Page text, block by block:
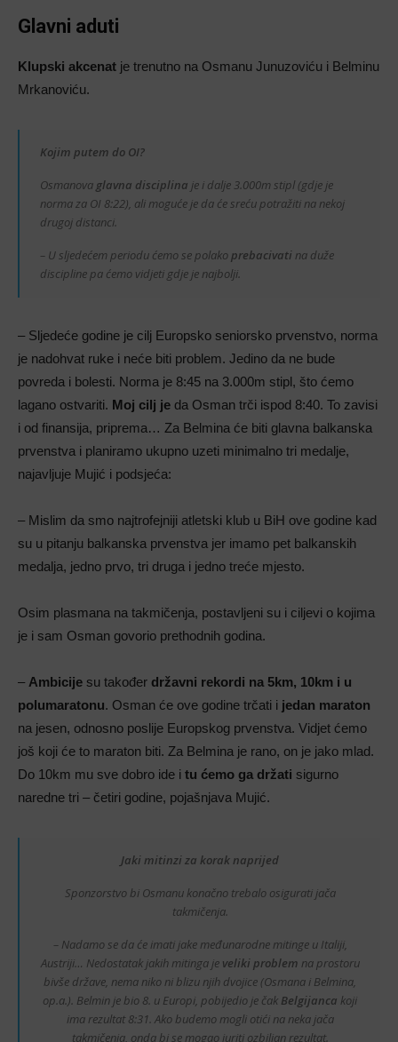
Glavni aduti
Klupski akcenat je trenutno na Osmanu Junuzoviću i Belminu
Mrkanoviću.
Kojim putem do OI?
Osmanova glavna disciplina je i dalje 3.000m stipl (gdje je
norma za OI 8:22), ali moguće je da će sreću potražiti na nekoj
drugoj distanci.
– U sljedećem periodu ćemo se polakoprebacivati na duže
discipline pa ćemo vidjeti gdje je najbolji.
– Sljedeće godine je cilj Europsko seniorsko prvenstvo, norma
je nadohvat ruke i neće biti problem. Jedino da ne bude
povreda i bolesti. Norma je 8:45 na 3.000m stipl, što ćemo
lagano ostvariti. Moj cilj je da Osman trči ispod 8:40. To zavisi
i od finansija, priprema… Za Belmina će biti glavna balkanska
prvenstva i planiramo ukupno uzeti minimalno tri medalje,
najavljuje Mujić i podsjeća:
– Mislim da smo najtrofejniji atletski klub u BiH ove godine kad
su u pitanju balkanska prvenstva jer imamo pet balkanskih
medalja, jedno prvo, tri druga i jedno treće mjesto.
Osim plasmana na takmičenja, postavljeni su i ciljevi o kojima
je i sam Osman govorio prethodnih godina.
– Ambicije su također državni rekordi na 5km, 10km i u
polumaratonu. Osman će ove godine trčati i jedan maraton
na jesen, odnosno poslije Europskog prvenstva. Vidjet ćemo
još koji će to maraton biti. Za Belmina je rano, on je jako mlad.
Do 10km mu sve dobro ide i tu ćemo ga držati sigurno
naredne tri – četiri godine, pojašnjava Mujić.
Jaki mitinzi za korak naprijed
Sponzorstvo bi Osmanu konačno trebalo osigurati jača
takmičenja.
– Nadamo se da će imati jake međunarodne mitinge u Italiji,
Austriji… Nedostatak jakih mitinga je veliki problem na prostoru
bivše države, nema niko ni blizu njih dvojice (Osmana i Belmina,
op.a.). Belmin je bio 8. u Europi, pobijedio je čak Belgijanca koji
ima rezultat 8:31. Ako budemo mogli otići na neka jača
takmičenja, onda bi se mogao juriti ozbiljan rezultat.